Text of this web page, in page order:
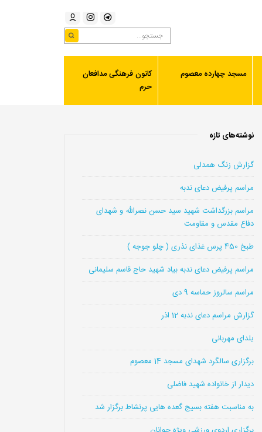
مسجد چهارده معصوم
کانون فرهنگی مدافعان
حرم
نوشته‌های تازه
گزارش زنگ همدلی
مراسم پرفیض دعای ندبه
مراسم بزرگداشت شهید سید حسن نصرالله و شهدای
دفاع مقدس و مقاومت
طبخ 450 پرس غذای نذری ( چلو جوجه )
مراسم پرفیض دعای ندبه بیاد شهید حاج قاسم سلیمانی
مراسم سالروز حماسه 9 دی
گزارش مراسم دعای ندبه 12 اذر
یلدای مهربانی
برگزاری سالگرد شهدای مسجد 14 معصوم
دیدار از خانواده شهید فاضلی
به مناسبت هفته بسیج گعده هایی پرنشاط برگزار شد